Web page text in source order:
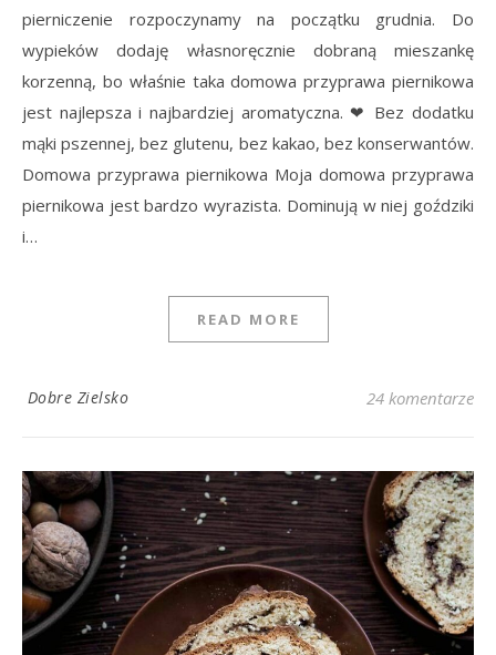
pierniczenie rozpoczynamy na początku grudnia. Do
wypieków dodaję własnoręcznie dobraną mieszankę
korzenną, bo właśnie taka domowa przyprawa piernikowa
jest najlepsza i najbardziej aromatyczna. ❤ Bez dodatku
mąki pszennej, bez glutenu, bez kakao, bez konserwantów.
Domowa przyprawa piernikowa Moja domowa przyprawa
piernikowa jest bardzo wyrazista. Dominują w niej goździki
i…
READ MORE
Dobre Zielsko 24 komentarze